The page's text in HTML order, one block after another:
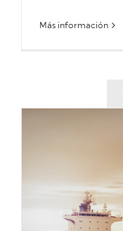
Más información